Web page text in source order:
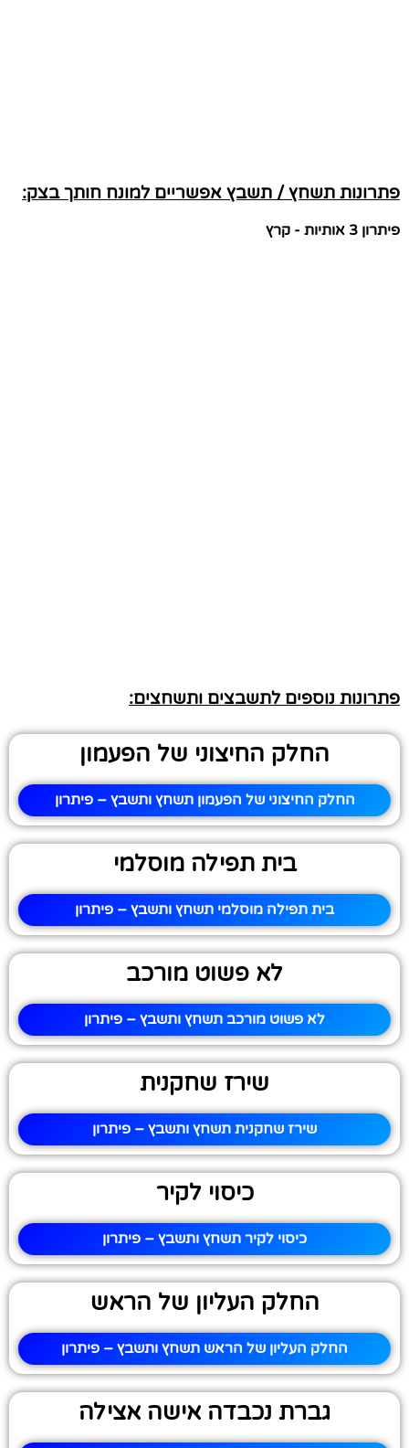
פתרונות תשחץ / תשבץ אפשריים למונח חותך בצק:
פיתרון 3 אותיות - קרץ
פתרונות נוספים לתשבצים ותשחצים:
החלק החיצוני של הפעמון
החלק החיצוני של הפעמון תשחץ ותשבץ – פיתרון
בית תפילה מוסלמי
בית תפילה מוסלמי תשחץ ותשבץ – פיתרון
לא פשוט מורכב
לא פשוט מורכב תשחץ ותשבץ – פיתרון
שירז שחקנית
שירז שחקנית תשחץ ותשבץ – פיתרון
כיסוי לקיר
כיסוי לקיר תשחץ ותשבץ – פיתרון
החלק העליון של הראש
החלק העליון של הראש תשחץ ותשבץ – פיתרון
גברת נכבדה אישה אצילה